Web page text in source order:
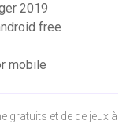
2019
free
mobile
gratuits et de de jeux à